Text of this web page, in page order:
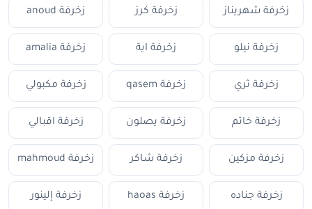
زخرفة شهريناز زخرفة كرز زخرفة anoud
زخرفة نيلو زخرفة اية زخرفة amalia
زخرفة ثري زخرفة qasem زخرفة مكبولي
زخرفة خاتم زخرفة يصلون زخرفة اقبالي
زخرفة مزكين زخرفة شاكر زخرفة mahmoud
زخرفة جناده زخرفة haoas زخرفة إلينور